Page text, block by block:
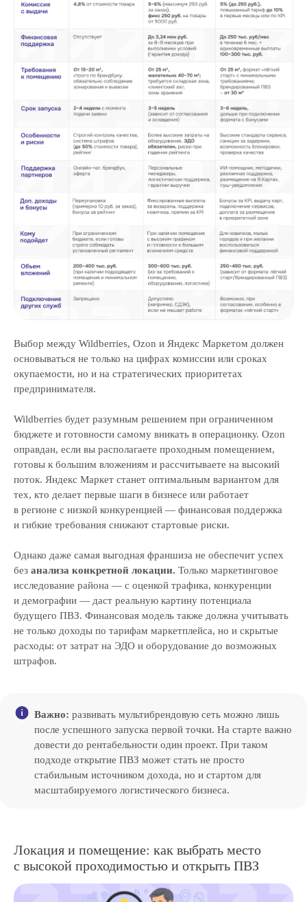
Выбор между Wildberries, Ozon и Яндекс Маркетом должен
основываться не только на цифрах комиссии или сроках
окупаемости, но и на стратегических приоритетах
предпринимателя.
Wildberries будет разумным решением при ограниченном
бюджете и готовности самому вникать в операционку. Ozon
оправдан, если вы располагаете проходным помещением,
готовы к большим вложениям и рассчитываете на высокий
поток. Яндекс Маркет станет оптимальным вариантом для
тех, кто делает первые шаги в бизнесе или работает
в регионе с низкой конкуренцией — финансовая поддержка
и гибкие требования снижают стартовые риски.
Однако даже самая выгодная франшиза не обеспечит успех
без анализа конкретной локации. Только маркетинговое
исследование района — с оценкой трафика, конкуренции
и демографии — даст реальную картину потенциала
будущего ПВЗ. Финансовая модель также должна учитывать
не только доходы по тарифам маркетплейса, но и скрытые
расходы: от затрат на ЭДО и оборудование до возможных
штрафов.
Важно: развивать мультибрендовую сеть можно лишь
после успешного запуска первой точки. На старте важно
довести до рентабельности один проект. При таком
подходе открытие ПВЗ может стать не просто
стабильным источником дохода, но и стартом для
масштабируемого логистического бизнеса.
Локация и помещение: как выбрать место
с высокой проходимостью и открыть ПВЗ